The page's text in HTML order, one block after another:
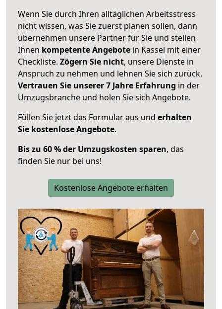
Wenn Sie durch Ihren alltäglichen Arbeitsstress
nicht wissen, was Sie zuerst planen sollen, dann
übernehmen unsere Partner für Sie und stellen
Ihnen kompetente Angebote in Kassel mit einer
Checkliste. Zögern Sie nicht, unsere Dienste in
Anspruch zu nehmen und lehnen Sie sich zurück.
Vertrauen Sie unserer 7 Jahre Erfahrung in der
Umzugsbranche und holen Sie sich Angebote.
Füllen Sie jetzt das Formular aus und erhalten
Sie kostenlose Angebote.
Bis zu 60 % der Umzugskosten sparen, das
finden Sie nur bei uns!
Kostenlose Angebote erhalten